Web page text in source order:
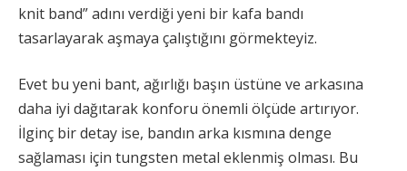
knit band” adını verdiği yeni bir kafa bandı
tasarlayarak aşmaya çalıştığını görmekteyiz.
Evet bu yeni bant, ağırlığı başın üstüne ve arkasına
daha iyi dağıtarak konforu önemli ölçüde artırıyor.
İlginç bir detay ise, bandın arka kısmına denge
sağlaması için tungsten metal eklenmiş olması. Bu